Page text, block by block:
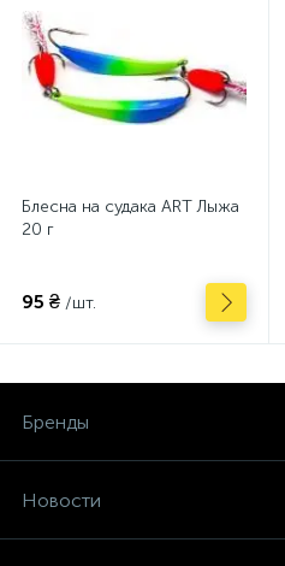
Блесна на судака ART Лыжа
20 г
95 ₴ /шт.
Бренды
Новости